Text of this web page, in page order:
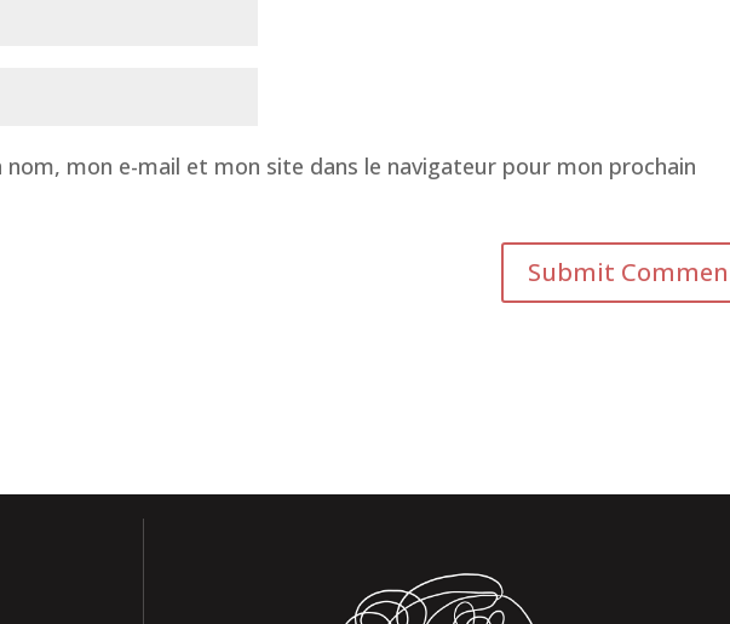
nom, mon e-mail et mon site dans le navigateur pour mon prochain